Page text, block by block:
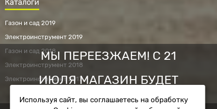
МЫ ПЕРЕЕЗЖАЕМ! С 21
ИЮЛЯ МАГАЗИН БУДЕТ
РАБОТАТЬ ПО НОВОМУ
Каталоги
Газон и сад 2019
Электроинструмент 2019
Газон и сад 2018
Электроинструмент 2018
Электроинструмент 2017
Используя сайт, вы соглашаетесь на обработку